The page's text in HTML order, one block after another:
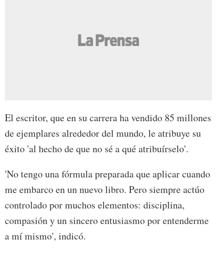
El escritor, que en su carrera ha vendido 85 millones
de ejemplares alrededor del mundo, le atribuye su
éxito 'al hecho de que no sé a qué atribuírselo'.
'No tengo una fórmula preparada que aplicar cuando
me embarco en un nuevo libro. Pero siempre actúo
controlado por muchos elementos: disciplina,
compasión y un sincero entusiasmo por entenderme
a mí mismo', indicó.